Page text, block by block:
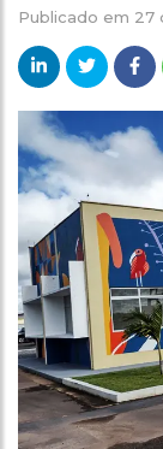
Publicado em 27